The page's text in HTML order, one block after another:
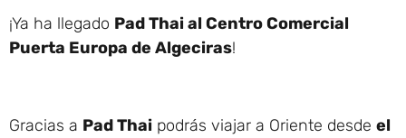
¡Ya ha llegado Pad Thai al Centro Comercial
Puerta Europa de Algeciras!
Gracias a Pad Thai podrás viajar a Oriente desde el